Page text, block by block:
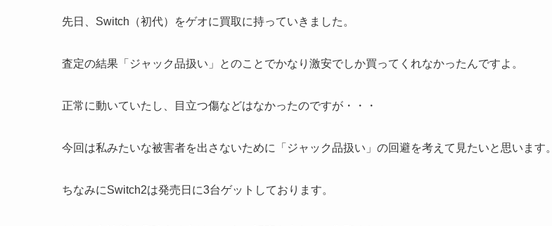
先日、Switch（初代）をゲオに買取に持っていきました。
査定の結果「ジャック品扱い」とのことでかなり激安でしか買ってくれなかったんですよ。
正常に動いていたし、目立つ傷などはなかったのですが・・・
今回は私みたいな被害者を出さないために「ジャック品扱い」の回避を考えて見たいと思います。
ちなみにSwitch2は発売日に3台ゲットしております。